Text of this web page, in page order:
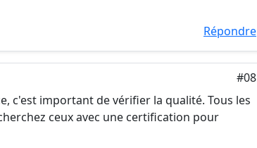
Répondre
#08
c'est important de vérifier la qualité. Tous les
ceux avec une certification pour